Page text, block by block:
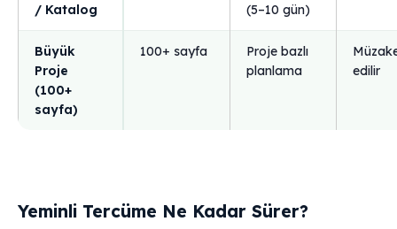
/ Katalog
(5–10 gün)
Büyük
Proje
(100+
sayfa)
100+ sayfa
Proje bazlı
planlama
edilir
Yeminli Tercüme Ne Kadar Sürer?